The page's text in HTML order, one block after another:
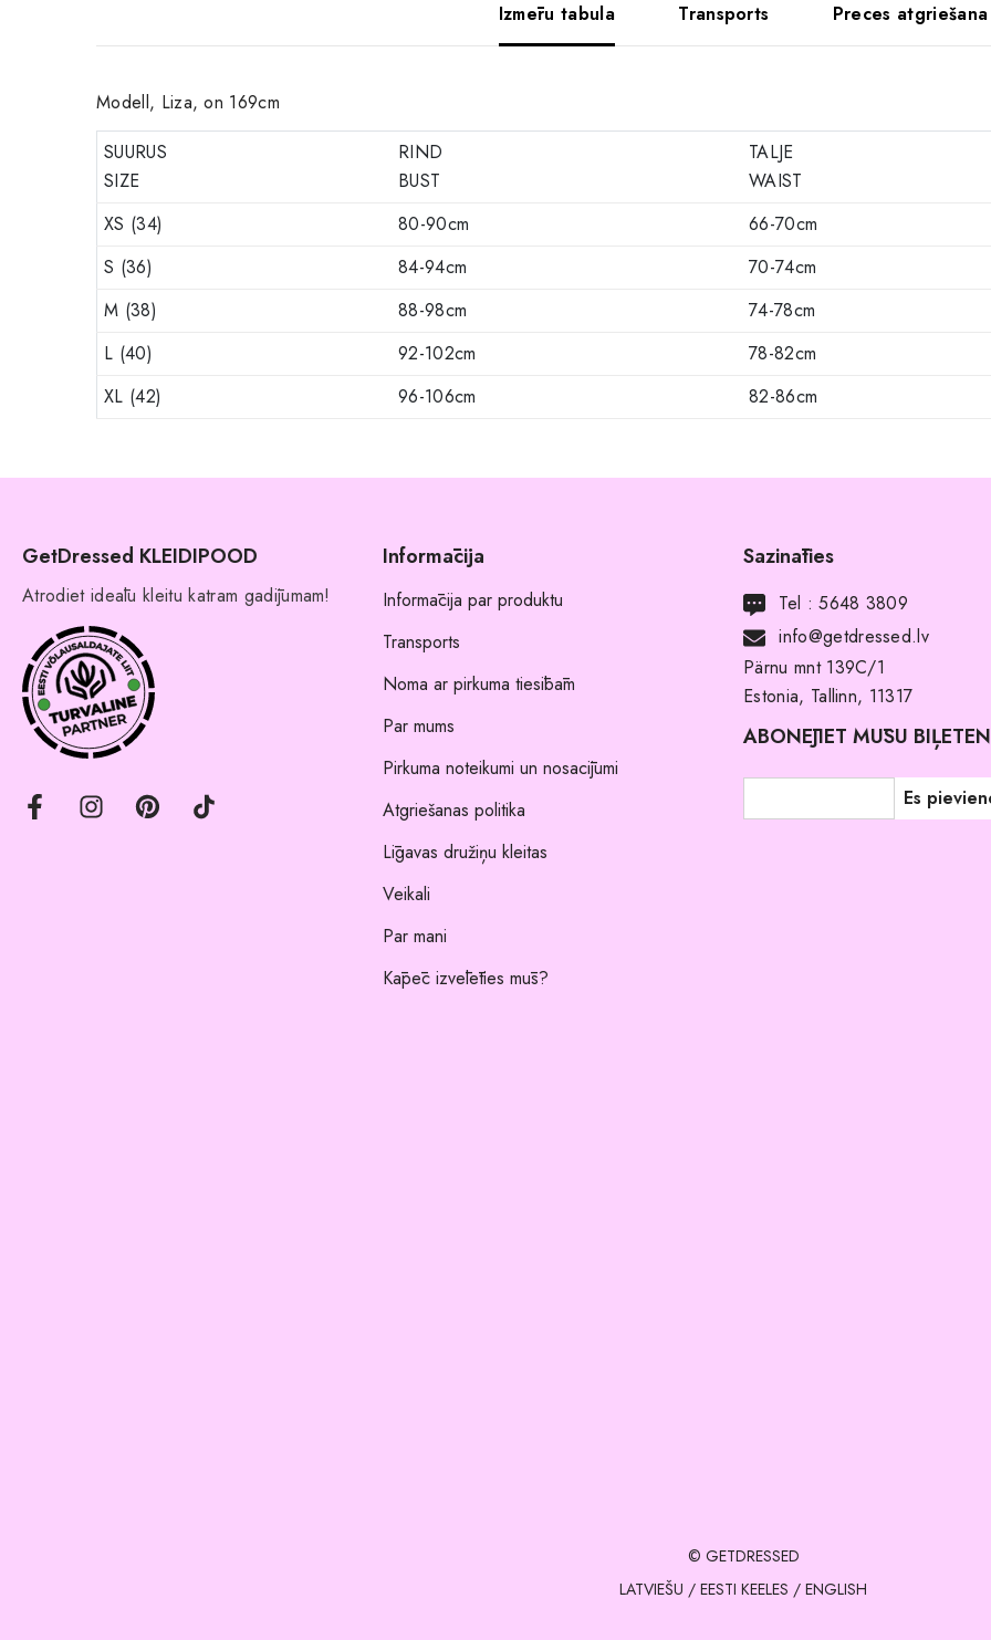
Izmēru tabula Transports Preces atgriešana
Modell, Liza, on 169cm
SUURUS
SIZE
RIND
BUST
TALJE
WAIST
XS (34)
80-90cm 66-70cm
S (36)
84-94cm 70-74cm
M (38)
88-98cm 74-78cm
L (40)
92-102cm 78-82cm
XL (42)
96-106cm 82-86cm
GetDressed KLEIDIPOOD
Atrodiet ideālu kleitu katram gadījumam!
Informācija
Informācija par produktu
Transports
Noma ar pirkuma tiesībām
Par mums
Pirkuma noteikumi un nosacījumi
Atgriešanas politika
Līgavas družiņu kleitas
Veikali
Par mani
Kāpēc izvēlēties mūs?
Sazināties
Tel :5648 3809
info@getdressed.lv
Pärnu mnt 139C/1
Estonia, Tallinn, 11317
ABONĒJIET MŪSU
© GETDRESSED
LATVIEŠU / EESTI KEELES / ENGLISH